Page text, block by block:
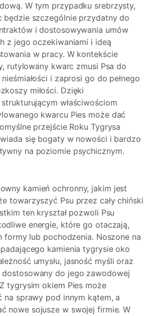
W tym przypadku srebrzysty,
będzie szczególnie przydatny do
i dostosowywania umów
z jego oczekiwaniami i ideą
w pracy. W kontekście
rutylowany kwarc zmusi Psa do
i zaprosi go do pełnego
miłości. Dzięki
właściwościom
kwarcu Pies może dać
przejście Roku Tygrysa
się bogaty w nowości i bardzo
na poziomie psychicznym.
kamień ochronny, jakim jest
towarzyszyć Psu przez cały chiński
ten kryształ pozwoli Psu
energie, które go otaczają,
formy lub pochodzenia. Noszone na
kamienia tygrysie oko
umysłu, jasność myśli oraz
do jego zawodowej
tygrysim okiem Pies może
na sprawy pod innym kątem, a
nowe sojusze w swojej firmie. W